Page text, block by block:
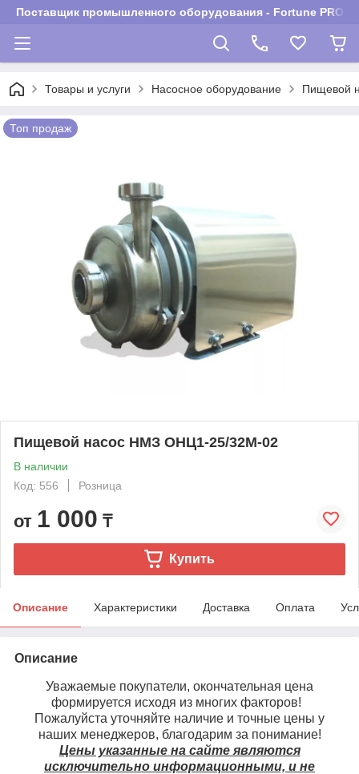
Поставщик промышленного оборудования - Fortune PROM
Товары и услуги Насосное оборудование Пищевой
Топ продаж
Пищевой насос НМЗ ОНЦ1-25/32М-02
В наличии
Код: 556
Розница
от 1 000 ₸
Купить
Описание Характеристики Доставка Оплата
Описание
Уважаемые покупатели, окончательная цена
формируется исходя из многих факторов!
Пожалуйста уточняйте наличие и точные цены у
наших менеджеров, благодарим за понимание!
Цены указанные на сайте являются
исключительно информационными, и не